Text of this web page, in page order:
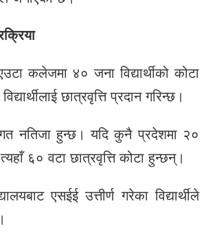
कलेजमा ४० जना विद्यार्थीको कोटा
छात्रवृत्ति प्रदान गरिन्छ।
नतिजा हुन्छ। यदि कुनै प्रदेशमा २०
६० वटा छात्रवृत्ति कोटा हुन्छन्।
एसईई उत्तीर्ण गरेका विद्यार्थीले